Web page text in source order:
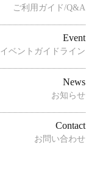
ご利用ガイド/Q&A
Event
イベントガイドライン
News
お知らせ
Contact
お問い合わせ